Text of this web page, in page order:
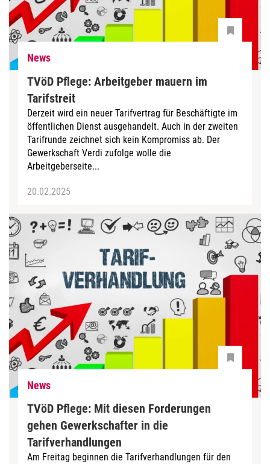
News
TVöD Pflege: Arbeitgeber mauern im
Tarifstreit
Derzeit wird ein neuer Tarifvertrag für Beschäftigte im
öffentlichen Dienst ausgehandelt. Auch in der zweiten
Tarifrunde zeichnet sich kein Kompromiss ab. Der
Gewerkschaft Verdi zufolge wolle die
Arbeitgeberseite...
20.02.2025
News
TVöD Pflege: Mit diesen Forderungen
gehen Gewerkschafter in die
Tarifverhandlungen
Am Freitag beginnen die Tarifverhandlungen für den